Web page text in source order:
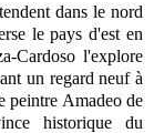
dans le nord
le pays d'est en
Cardoso l'explore
un regard neuf à
peintre Amadeo de
historique du